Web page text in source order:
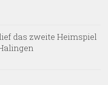
das zweite Heimspiel